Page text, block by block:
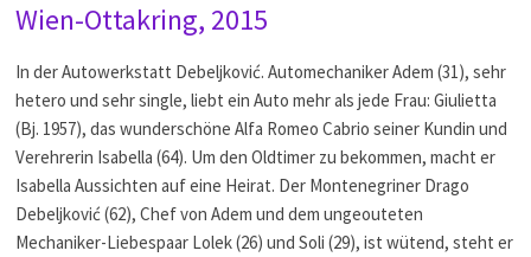
Wien-Ottakring, 2015
In der Autowerkstatt Debeljković. Automechaniker Adem (31), sehr
hetero und sehr single, liebt ein Auto mehr als jede Frau: Giulietta
(Bj. 1957), das wunderschöne Alfa Romeo Cabrio seiner Kundin und
Verehrerin Isabella (64). Um den Oldtimer zu bekommen, macht er
Isabella Aussichten auf eine Heirat. Der Montenegriner Drago
Debeljković (62), Chef von Adem und dem ungeouteten
Mechaniker-Liebespaar Lolek (26) und Soli (29), ist wütend, steht er